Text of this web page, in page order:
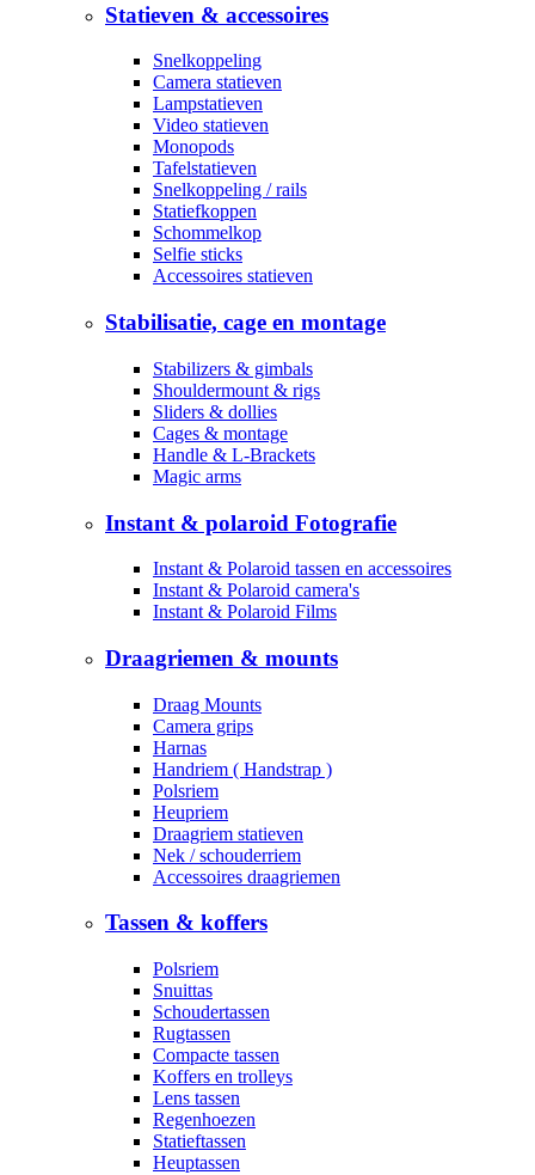
Statieven & accessoires
Snelkoppeling
Camera statieven
Lampstatieven
Video statieven
Monopods
Tafelstatieven
Snelkoppeling / rails
Statiefkoppen
Schommelkop
Selfie sticks
Accessoires statieven
Stabilisatie, cage en montage
Stabilizers & gimbals
Shouldermount & rigs
Sliders & dollies
Cages & montage
Handle & L-Brackets
Magic arms
Instant & polaroid Fotografie
Instant & Polaroid tassen en accessoires
Instant & Polaroid camera's
Instant & Polaroid Films
Draagriemen & mounts
Draag Mounts
Camera grips
Harnas
Handriem ( Handstrap )
Polsriem
Heupriem
Draagriem statieven
Nek / schouderriem
Accessoires draagriemen
Tassen & koffers
Polsriem
Snuittas
Schoudertassen
Rugtassen
Compacte tassen
Koffers en trolleys
Lens tassen
Regenhoezen
Statieftassen
Heuptassen